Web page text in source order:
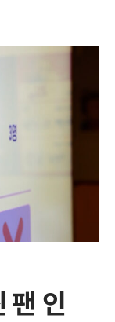
팬 인